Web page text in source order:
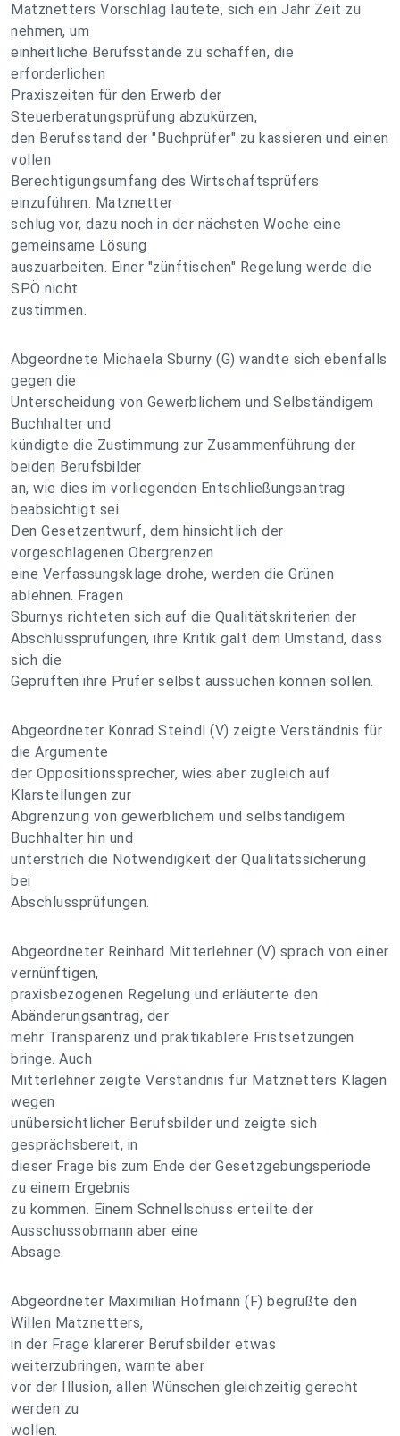
Matznetters Vorschlag lautete, sich ein Jahr Zeit zu
nehmen, um
einheitliche Berufsstände zu schaffen, die
erforderlichen
Praxiszeiten für den Erwerb der
Steuerberatungsprüfung abzukürzen,
den Berufsstand der "Buchprüfer" zu kassieren und einen
vollen
Berechtigungsumfang des Wirtschaftsprüfers
einzuführen. Matznetter
schlug vor, dazu noch in der nächsten Woche eine
gemeinsame Lösung
auszuarbeiten. Einer "zünftischen" Regelung werde die
SPÖ nicht
zustimmen.
Abgeordnete Michaela Sburny (G) wandte sich ebenfalls
gegen die
Unterscheidung von Gewerblichem und Selbständigem
Buchhalter und
kündigte die Zustimmung zur Zusammenführung der
beiden Berufsbilder
an, wie dies im vorliegenden Entschließungsantrag
beabsichtigt sei.
Den Gesetzentwurf, dem hinsichtlich der
vorgeschlagenen Obergrenzen
eine Verfassungsklage drohe, werden die Grünen
ablehnen. Fragen
Sburnys richteten sich auf die Qualitätskriterien der
Abschlussprüfungen, ihre Kritik galt dem Umstand, dass
sich die
Geprüften ihre Prüfer selbst aussuchen können sollen.
Abgeordneter Konrad Steindl (V) zeigte Verständnis für
die Argumente
der Oppositionssprecher, wies aber zugleich auf
Klarstellungen zur
Abgrenzung von gewerblichem und selbständigem
Buchhalter hin und
unterstrich die Notwendigkeit der Qualitätssicherung
bei
Abschlussprüfungen.
Abgeordneter Reinhard Mitterlehner (V) sprach von einer
vernünftigen,
praxisbezogenen Regelung und erläuterte den
Abänderungsantrag, der
mehr Transparenz und praktikablere Fristsetzungen
bringe. Auch
Mitterlehner zeigte Verständnis für Matznetters Klagen
wegen
unübersichtlicher Berufsbilder und zeigte sich
gesprächsbereit, in
dieser Frage bis zum Ende der Gesetzgebungsperiode
zu einem Ergebnis
zu kommen. Einem Schnellschuss erteilte der
Ausschussobmann aber eine
Absage.
Abgeordneter Maximilian Hofmann (F) begrüßte den
Willen Matznetters,
in der Frage klarerer Berufsbilder etwas
weiterzubringen, warnte aber
vor der Illusion, allen Wünschen gleichzeitig gerecht
werden zu
wollen.